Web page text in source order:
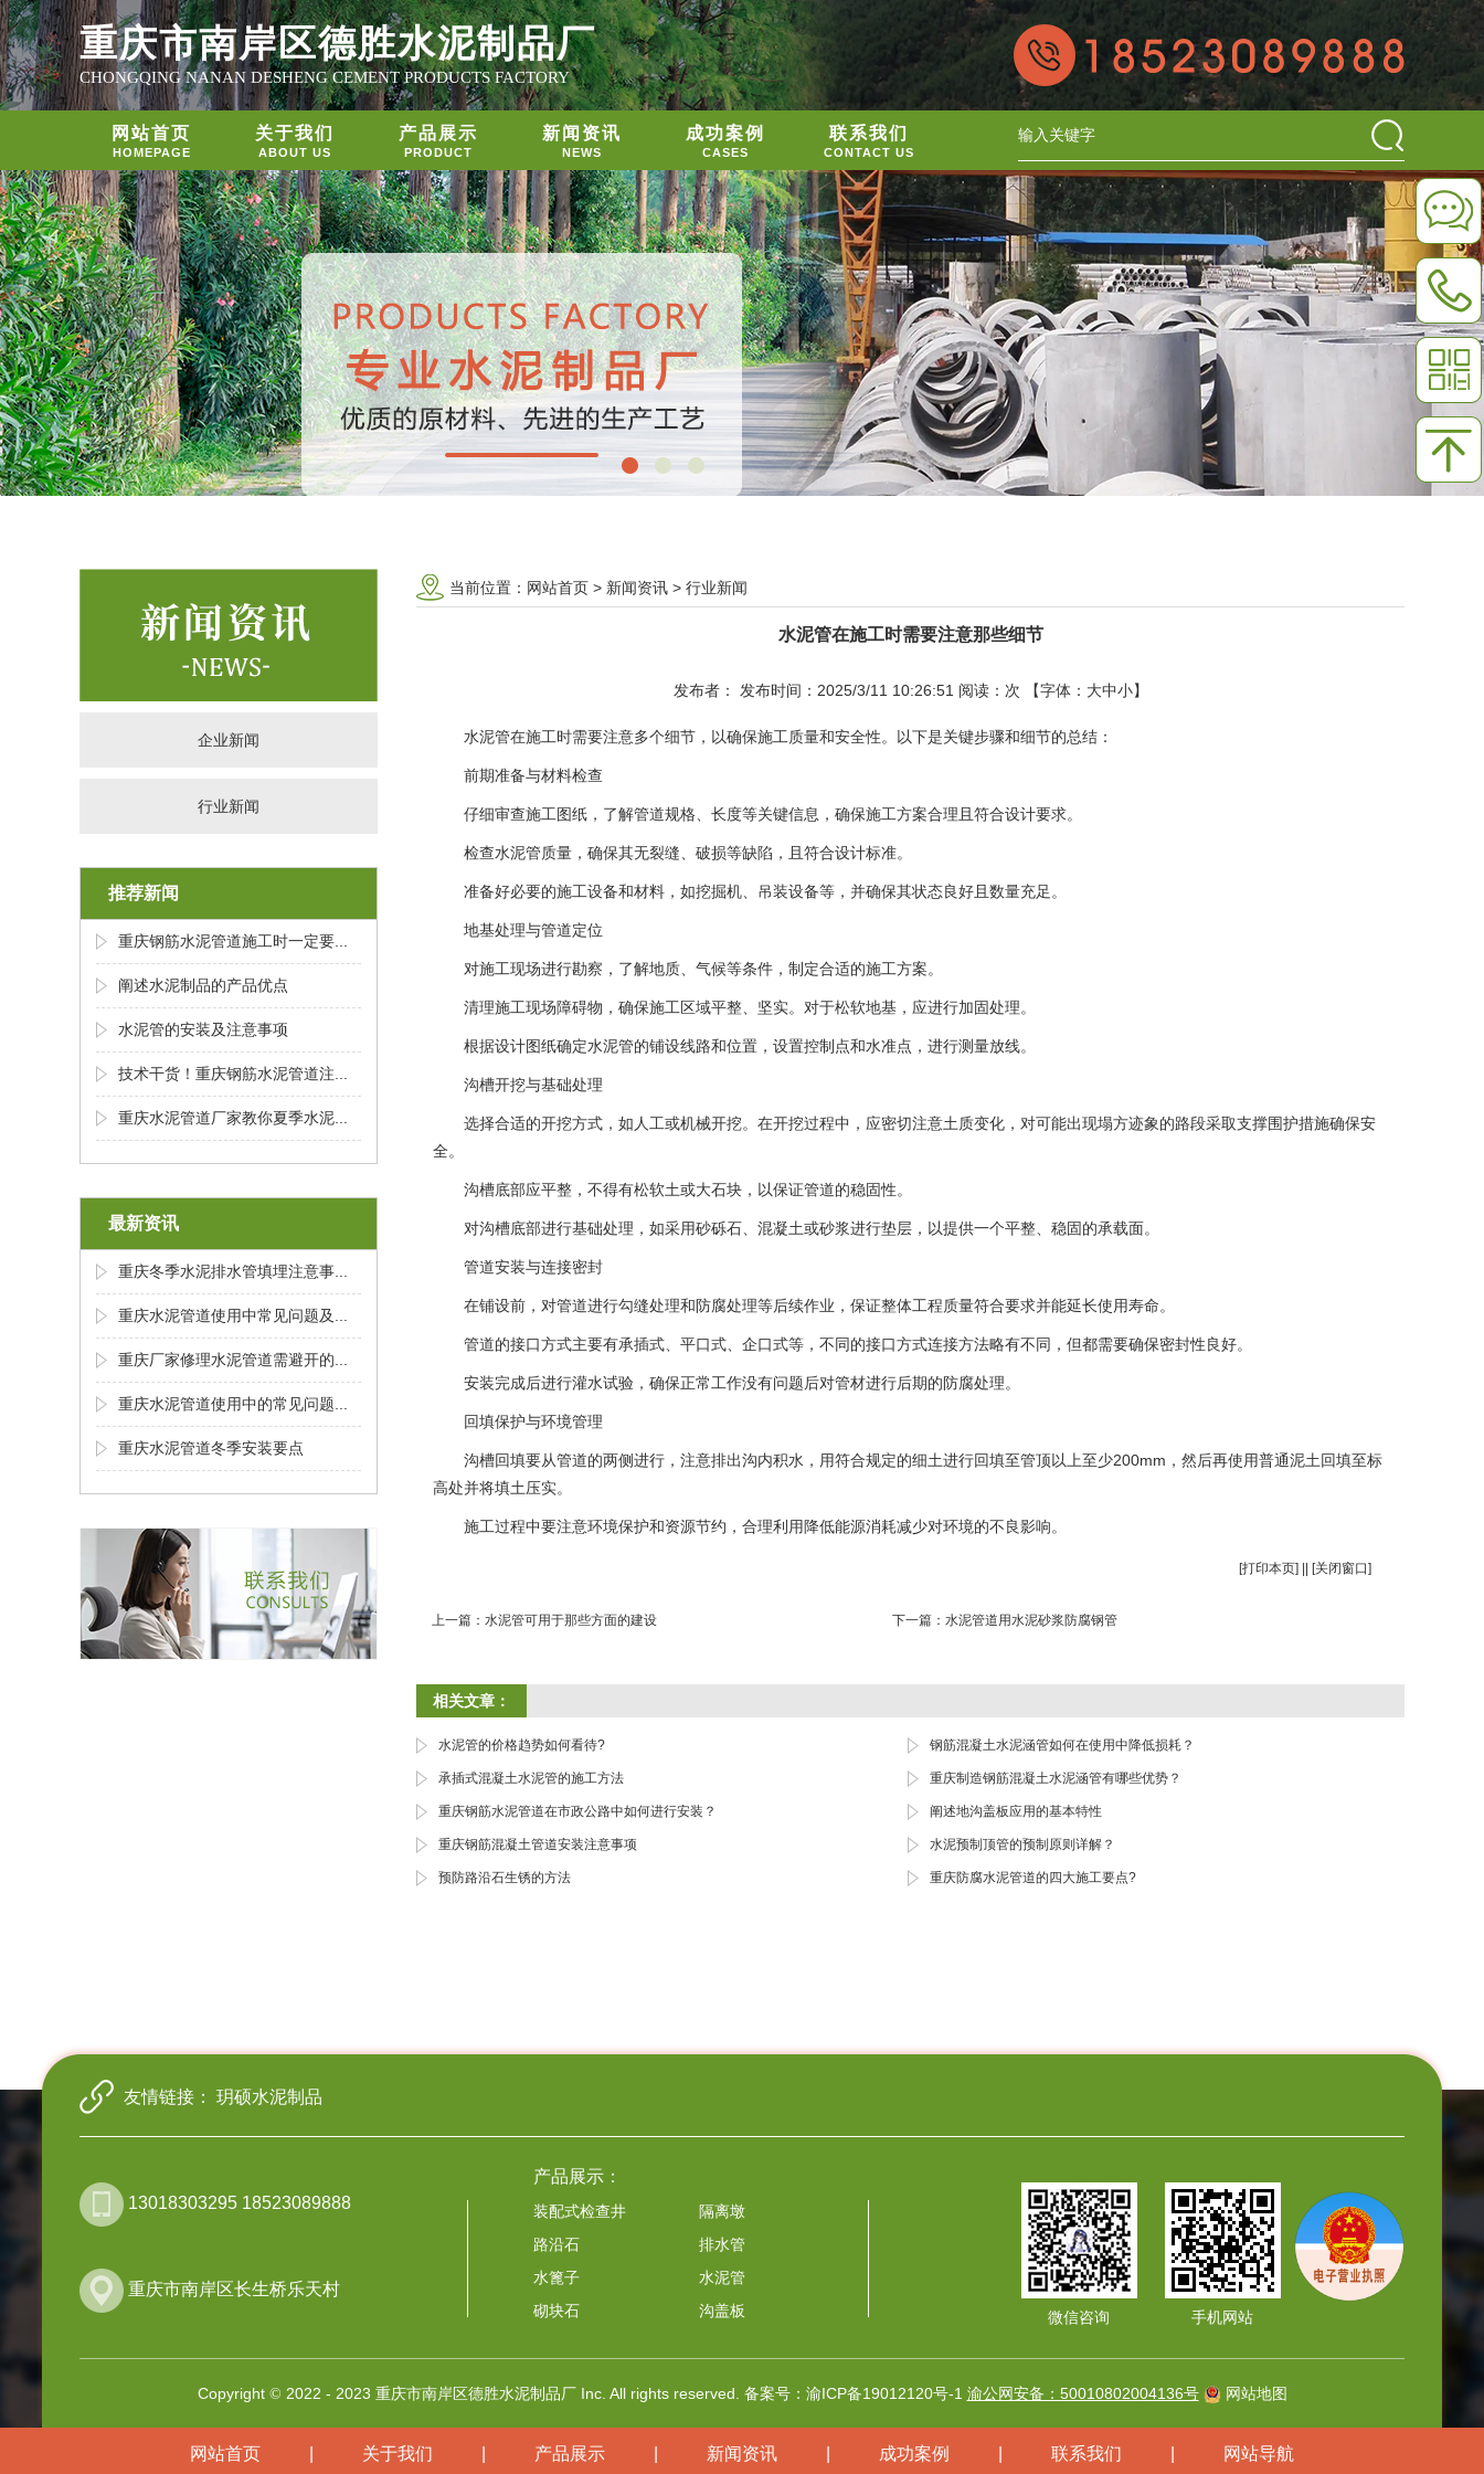
重庆市南岸区德胜水泥制品厂
CHONGQING NANAN DESHENG CEMENT PRODUCTS FACTORY
网站首页
HOMEPAGE
关于我们
ABOUT US
产品展示
PRODUCT
新闻资讯
NEWS
成功案例
CASES
联系我们
CONTACT US
企业新闻
行业新闻
推荐新闻
重庆钢筋水泥管道施工时一定要...
阐述水泥制品的产品优点
水泥管的安装及注意事项
技术干货！重庆钢筋水泥管道注...
重庆水泥管道厂家教你夏季水泥...
最新资讯
重庆冬季水泥排水管填埋注意事...
重庆水泥管道使用中常见问题及...
重庆厂家修理水泥管道需避开的...
重庆水泥管道使用中的常见问题...
重庆水泥管道冬季安装要点
当前位置： 网站首页 > 新闻资讯 > 行业新闻
水泥管在施工时需要注意那些细节
发布者： 发布时间：2025/3/11 10:26:51 阅读： 次 【字体： 大中小】
水泥管在施工时需要注意多个细节，以确保施工质量和安全性。‌以下是关键步骤和细节的总结：
‌前期准备与材料检查‌
仔细审查施工图纸，了解管道规格、长度等关键信息，确保施工方案合理且符合设计要求‌。
检查水泥管质量，确保其无裂缝、破损等缺陷，且符合设计标准‌。
准备好必要的施工设备和材料，如挖掘机、吊装设备等，并确保其状态良好且数量充足‌。
‌地基处理与管道定位‌
对施工现场进行勘察，了解地质、气候等条件，制定合适的施工方案‌。
清理施工现场障碍物，确保施工区域平整、坚实。对于松软地基，应进行加固处理‌。
根据设计图纸确定水泥管的铺设线路和位置，设置控制点和水准点，进行测量放线‌。
‌沟槽开挖与基础处理‌
选择合适的开挖方式，如人工或机械开挖。在开挖过程中，应密切注意土质变化，对可能出现塌方迹象的路段采取支撑围护措施确保安
全‌。
沟槽底部应平整，不得有松软土或大石块，以保证管道的稳固性‌。
对沟槽底部进行基础处理，如采用砂砾石、混凝土或砂浆进行垫层，以提供一个平整、稳固的承载面‌。
‌管道安装与连接密封‌
在铺设前，对管道进行勾缝处理和防腐处理等后续作业，保证整体工程质量符合要求并能延长使用寿命‌。
管道的接口方式主要有承插式、平口式、企口式等，不同的接口方式连接方法略有不同，但都需要确保密封性良好‌。
安装完成后进行灌水试验，确保正常工作没有问题后对管材进行后期的防腐处理‌。
‌回填保护与环境管理‌
沟槽回填要从管道的两侧进行，注意排出沟内积水，用符合规定的细土进行回填至管顶以上至少200mm，然后再使用普通泥土回填至标
高处并将填土压实‌。
施工过程中要注意环境保护和资源节约，合理利用降低能源消耗减少对环境的不良影响‌。
[打印本页] || [关闭窗口]
上一篇： 水泥管可用于那些方面的建设 下一篇： 水泥管道用水泥砂浆防腐钢管
相关文章：
水泥管的价格趋势如何看待? 钢筋混凝土水泥涵管如何在使用中降低损耗？
承插式混凝土水泥管的施工方法 重庆制造钢筋混凝土水泥涵管有哪些优势？
重庆钢筋水泥管道在市政公路中如何进行安装？ 阐述地沟盖板应用的基本特性
重庆钢筋混凝土管道安装注意事项 水泥预制顶管的预制原则详解？
预防路沿石生锈的方法 重庆防腐水泥管道的四大施工要点?
友情链接： 玥硕水泥制品
13018303295 18523089888
重庆市南岸区长生桥乐天村
产品展示：
装配式检查井
隔离墩
路沿石
排水管
水篦子
水泥管
砌块石
沟盖板 微信咨询 手机网站
Copyright © 2022 - 2023 重庆市南岸区德胜水泥制品厂 Inc. All rights reserved. 备案号： 渝ICP备19012120号-1 渝公网安备：50010802004136号 网站地图
网站首页 关于我们 产品展示 新闻资讯 成功案例 联系我们 网站导航